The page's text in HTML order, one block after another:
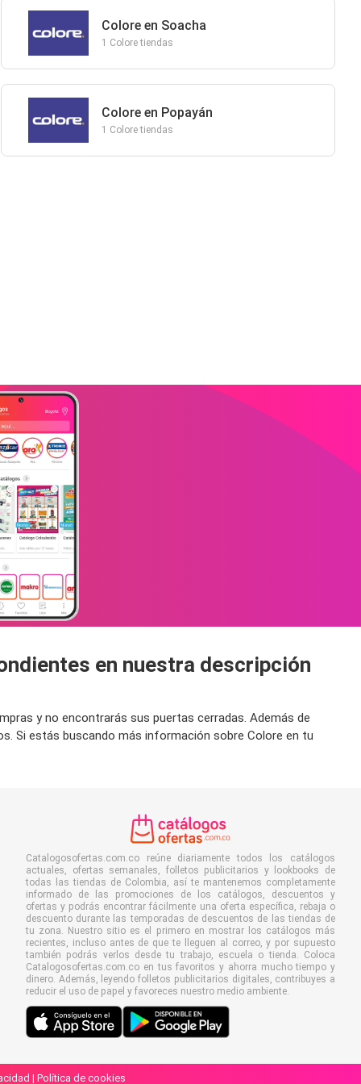
Colore en Soacha
1 Colore tiendas
Colore en Popayán
1 Colore tiendas
en nuestra descripción
y no encontrarás sus puertas cerradas. Además de
Si estás buscando más información sobre Colore en tu
Catalogosofertas.com.co reúne diariamente todos los catálogos
actuales, ofertas semanales, folletos publicitarios y lookbooks de
todas las tiendas de Colombia, así te mantenemos completamente
informado de las promociones de los catálogos, descuentos y
ofertas y podrás encontrar fácilmente una oferta específica, rebaja o
descuento durante las temporadas de descuentos de las tiendas de
tu zona. Nuestro sitio es el primero en mostrar los catálogos más
recientes, incluso antes de que te lleguen al correo, y por supuesto
también podrás verlos desde tu trabajo, escuela o tienda. Coloca
Catalogosofertas.com.co en tus favoritos y ahorra mucho tiempo y
dinero. Además, leyendo folletos publicitarios digitales, contribuyes a
reducir el uso de papel y favoreces nuestro medio ambiente.
| Política de cookies